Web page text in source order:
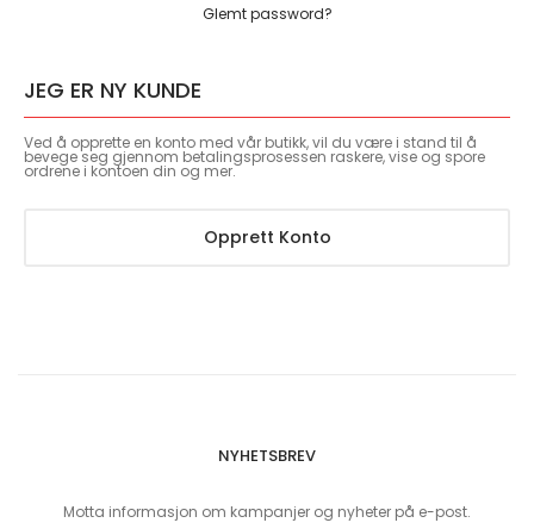
Glemt password?
JEG ER NY KUNDE
Ved å opprette en konto med vår butikk, vil du være i stand til å
bevege seg gjennom betalingsprosessen raskere, vise og spore
ordrene i kontoen din og mer.
Opprett Konto
NYHETSBREV
Motta informasjon om kampanjer og nyheter på e-post.